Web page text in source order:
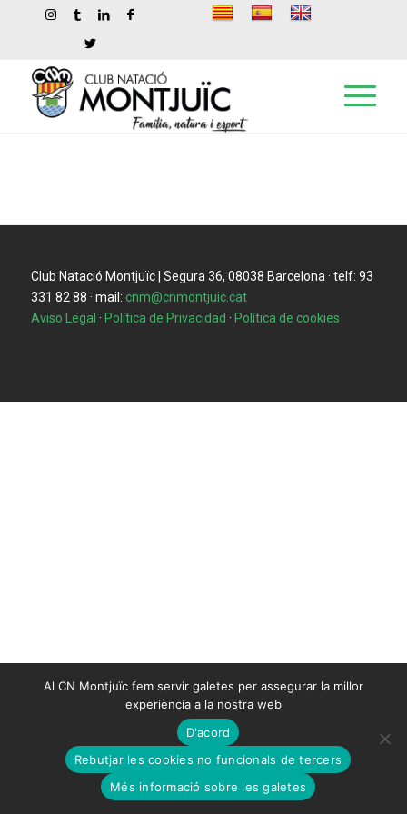
Club Natació Montjuïc | Segura 36, 08038 Barcelona · telf: 93
331 82 88 · mail: cnm@cnmontjuic.cat
Aviso Legal · Política de Privacidad · Política de cookies
Al CN Montjuïc fem servir galetes per assegurar la millor
experiència a la nostra web
D'acord
Rebutjar les cookies no funcionals de tercers
Més informació sobre les galetes
CNM, com et podem ajudar?